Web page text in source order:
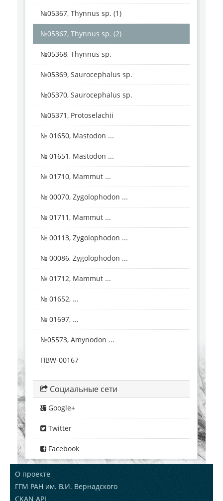
№05367, Thynnus sp. (1)
№05367, Thynnus sp. (2)
№05368, Thynnus sp.
№05369, Saurocephalus sp.
№05370, Saurocephalus sp.
№05371, Protoselachii
№ 01650, Mastodon ...
№ 01651, Mastodon ...
№ 01710, Mammut ...
№ 00070, Zygolophodon ...
№ 01711, Mammut ...
№ 00113, Zygolophodon ...
№ 00086, Zygolophodon ...
№ 01712, Mammut ...
№ 01652, ...
№ 01697, ...
№05573, Amynodon ...
ПВW-00167
Социальные сети
Google+
Twitter
Facebook
О проекте
ГГМ РАН им. В.И. Вернадского
CKAN API